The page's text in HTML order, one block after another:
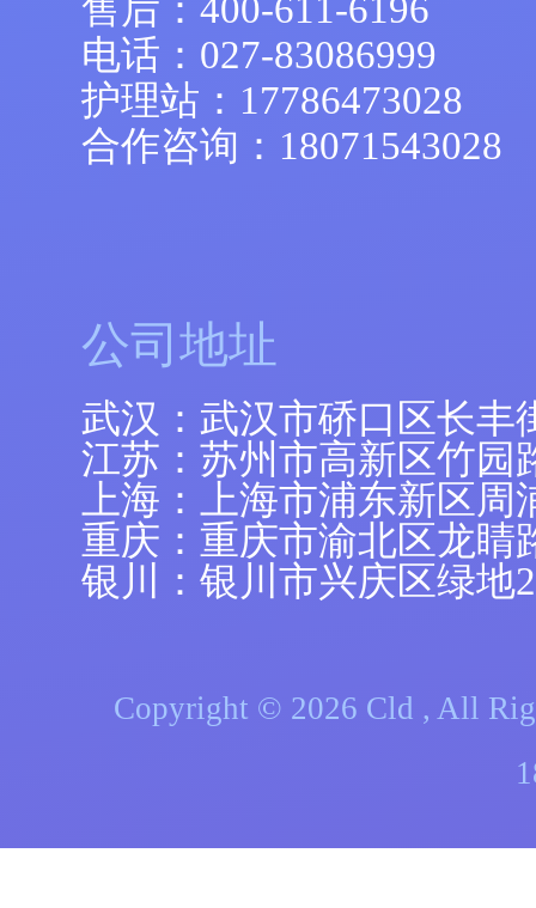
售后：400-611-6196
电话： 027-83086999
护理站： 17786473028
合作咨询： 18071543028
公司地址
武汉：武汉市硚口区长丰
江苏：苏州市高新区竹园
上海：上海市浦东新区
重庆：重庆市渝北区龙睛
银川：银川市兴庆区绿地
Copyright © 2026 Cld , All